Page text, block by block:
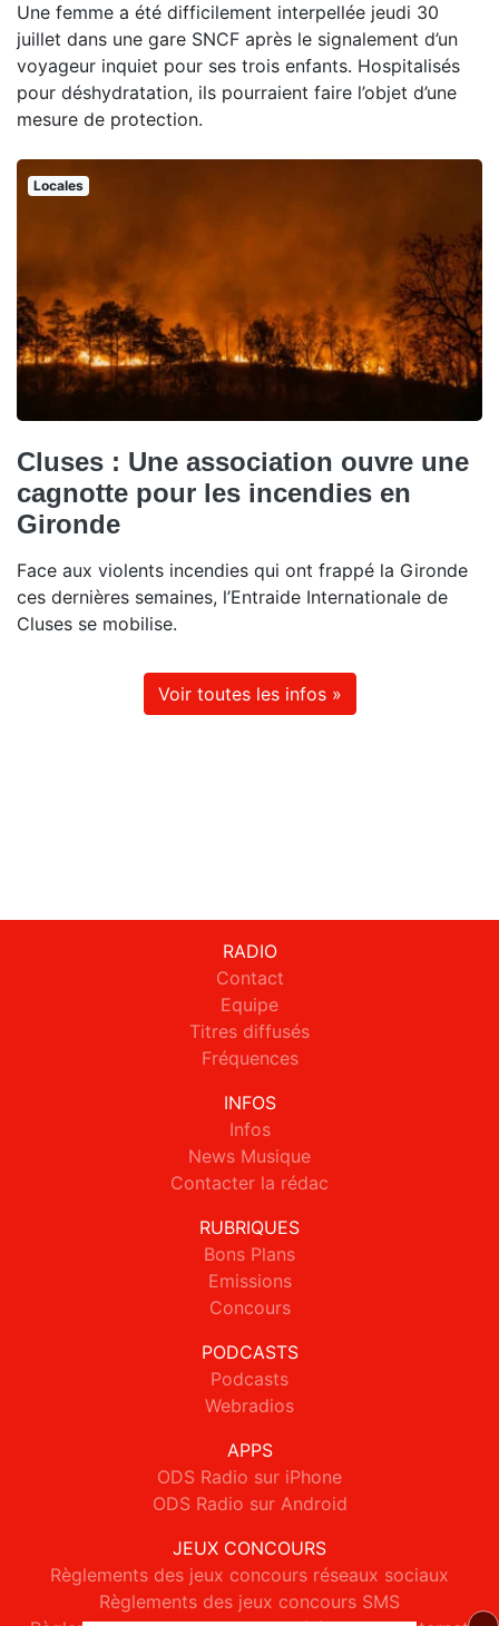
Une femme a été difficilement interpellée jeudi 30
juillet dans une gare SNCF après le signalement d’un
voyageur inquiet pour ses trois enfants. Hospitalisés
pour déshydratation, ils pourraient faire l’objet d’une
mesure de protection.
Locales
Cluses : Une association ouvre une
cagnotte pour les incendies en
Gironde
Face aux violents incendies qui ont frappé la Gironde
ces dernières semaines, l’Entraide Internationale de
Cluses se mobilise.
Voir toutes les infos »
RADIO
Contact
Equipe
Titres diffusés
Fréquences
INFOS
Infos
News Musique
Contacter la rédac
RUBRIQUES
Bons Plans
Emissions
Concours
PODCASTS
Podcasts
Webradios
APPS
ODS Radio sur iPhone
ODS Radio sur Android
JEUX CONCOURS
Règlements des jeux concours réseaux sociaux
Règlements des jeux concours SMS